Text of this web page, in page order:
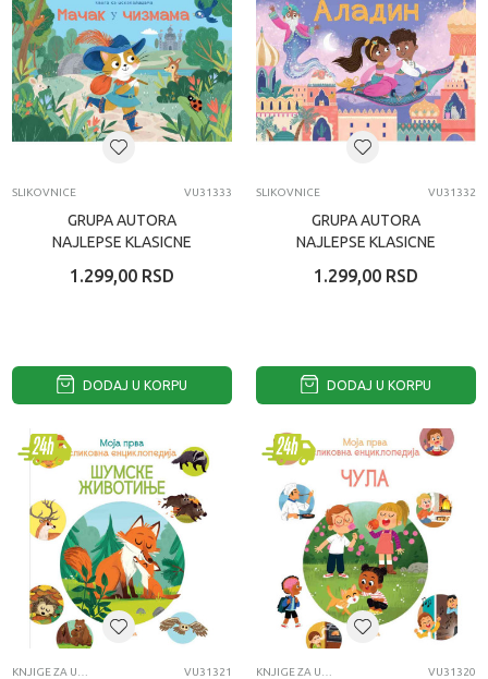
SLIKOVNICE VU31333
GRUPA AUTORA
NAJLEPSE KLASICNE
ISKAKALICAMA: MACAK U
1.299,00 RSD
DODAJ U KORPU
SLIKOVNICE VU31332
GRUPA AUTORA
NAJLEPSE KLASICNE
ISKAKALICAMA: ALADIN
1.299,00 RSD
DODAJ U KORPU
VU31321 VU31320